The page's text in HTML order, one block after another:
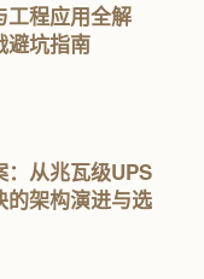
工程应用全解
避坑指南
从兆瓦级UPS
的架构演进与选